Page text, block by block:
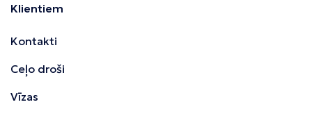
Klientiem
Kontakti
Ceļo droši
Vīzas